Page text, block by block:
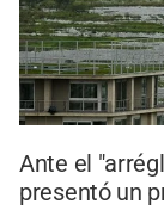
Ante el
presentó un